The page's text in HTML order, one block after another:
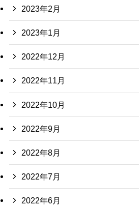
2023年2月
2023年1月
2022年12月
2022年11月
2022年10月
2022年9月
2022年8月
2022年7月
2022年6月